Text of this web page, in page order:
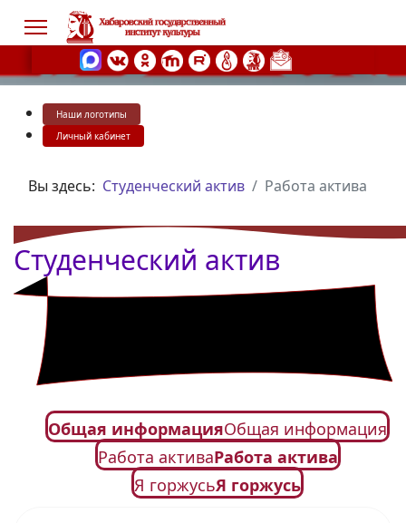
Наши логотипы
Личный кабинет
Вы здесь: Студенческий актив Работа актива
Студенческий актив
Общая информацияОбщая информация
Работа активаРабота актива
Я горжусьЯ горжусь